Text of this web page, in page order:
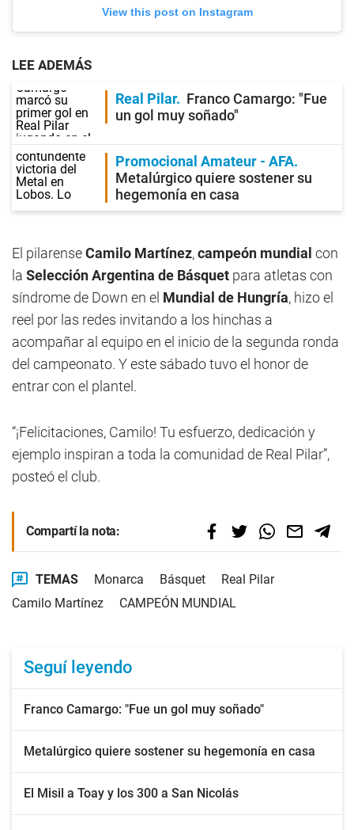
View this post on Instagram
LEE ADEMÁS
Real Pilar
Franco Camargo: "Fue
un gol muy soñado"
Promocional Amateur - AFA
Metalúrgico quiere sostener su
hegemonía en casa
El pilarenseCamilo Martínez,campeón mundial con
la Selección Argentina de Básquet para atletas con
síndrome de Down en el Mundial de Hungría, hizo el
reel por las redes invitando a los hinchas a
acompañar al equipo en el inicio de la segunda ronda
del campeonato. Y este sábado tuvo el honor de
entrar con el plantel.
“¡Felicitaciones, Camilo! Tu esfuerzo, dedicación y
ejemplo inspiran a toda la comunidad de Real Pilar”,
posteó el club.
Compartí la nota:
TEMAS Monarca Básquet
Real Pilar
Camilo Martínez
CAMPEÓN MUNDIAL
Seguí leyendo
Franco Camargo: "Fue un gol muy soñado"
Metalúrgico quiere sostener su hegemonía en casa
El Misil a Toay y los 300 a San Nicolás